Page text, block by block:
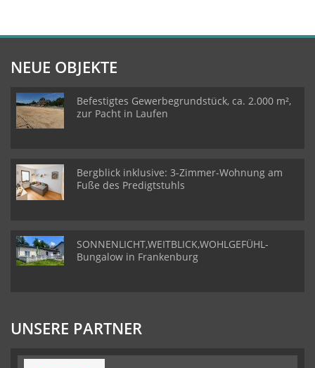
NEUE OBJEKTE
Befestigtes Gewerbegrundstück, ca. 2.000 m²,
zur Pacht in Laufen
Bergblick inklusive: 3-Zimmer-Wohnung am
Fuße des Predigtstuhls
SONNENLICHT,WEITBLICK,WOHLGEFÜHL-
Bungalow in Frankenburg
UNSERE PARTNER